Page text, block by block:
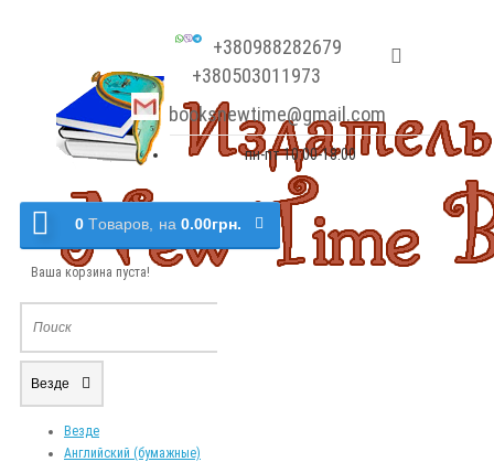
+380988282679
+380503011973
booksnewtime@gmail.com
пн-пт 10:00-18:00
0 Tоваров, на 0.00грн.
Ваша корзина пуста!
Везде
Везде
Английский (бумажные)